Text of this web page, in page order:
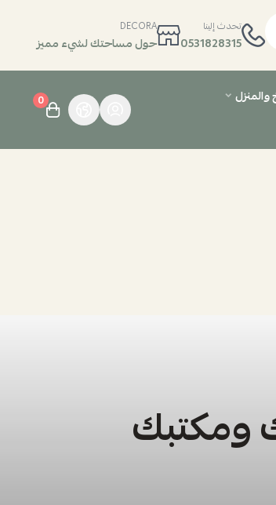
تحدث إلينا
0531828315
DECORA
حول مساحتك لشيء مميز
0
ومكتبك